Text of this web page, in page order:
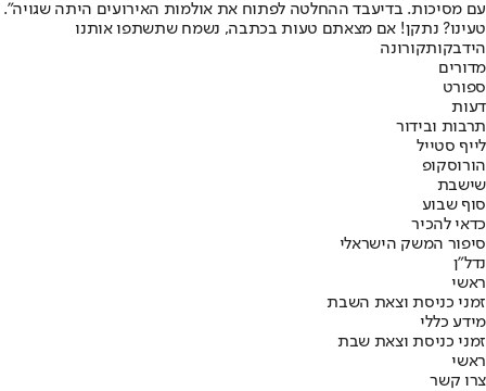
עם מסיכות. בדיעבד ההחלטה לפתוח את אולמות האירועים היתה שגויה".
טעינו? נתקן! אם מצאתם טעות בכתבה, נשמח שתשתפו אותנו
הידבקותקורונה
מדורים
ספורט
דעות
תרבות ובידור
לייף סטייל
הורוסקופ
שישבת
סוף שבוע
כדאי להכיר
סיפור המשק הישראלי
נדל"ן
ראשי
זמני כניסת וצאת השבת
מידע כללי
זמני כניסת וצאת שבת
ראשי
צרו קשר